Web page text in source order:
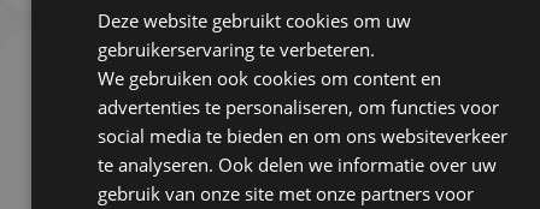
Deze website gebruikt cookies om uw
gebruikerservaring te verbeteren.
We gebruiken ook cookies om content en
advertenties te personaliseren, om functies voor
social media te bieden en om ons websiteverkeer
te analyseren. Ook delen we informatie over uw
gebruik van onze site met onze partners voor